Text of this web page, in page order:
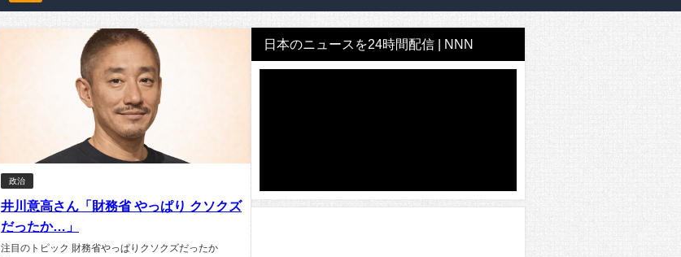
政治
井川意高さん「財務省 やっぱり クソクズ
だったか…」
注目のトピック 財務省やっぱりクソクズだったか
日本のニュースを24時間配信 | NNN